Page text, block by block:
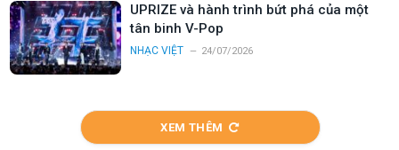
UPRIZE và hành trình bứt phá của một
tân binh V-Pop
NHẠC VIỆT 24/07/2026
XEM THÊM